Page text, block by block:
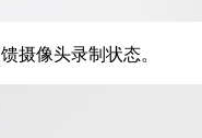
摄像头录制状态。